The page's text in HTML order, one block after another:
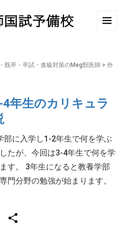
既卒・卒試・進級対策のMeg獣医師 > 外
年生のカリキュラ
部に入学し1-2年生で何を学ぶ
たが、今回は3-4年生で何を学
す。 3年生になると教養学部
門分野の勉強が始まります。
Line